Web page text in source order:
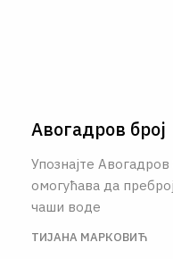
Авогадров број
Упознајте Авогадров
омогућава да
чаши воде
ТИЈАНА МАРКОВИЋ